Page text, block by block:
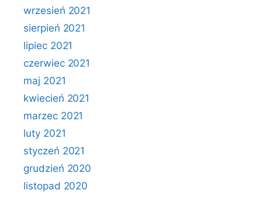
wrzesień 2021
sierpień 2021
lipiec 2021
czerwiec 2021
maj 2021
kwiecień 2021
marzec 2021
luty 2021
styczeń 2021
grudzień 2020
listopad 2020